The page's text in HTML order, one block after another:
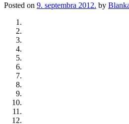
Posted on 9. septembra 2012. by